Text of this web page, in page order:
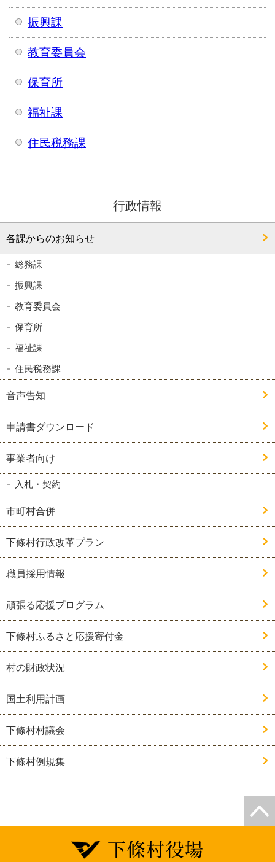
振興課
教育委員会
保育所
福祉課
住民税務課
行政情報
各課からのお知らせ
総務課
振興課
教育委員会
保育所
福祉課
住民税務課
音声告知
申請書ダウンロード
事業者向け
入札・契約
市町村合併
下條村行政改革プラン
職員採用情報
頑張る応援プログラム
下條村ふるさと応援寄付金
村の財政状況
国土利用計画
下條村村議会
下條村例規集